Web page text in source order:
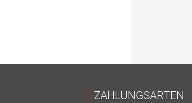
ZAHLUNGSARTEN